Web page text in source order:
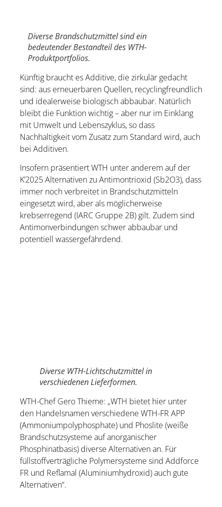
Diverse Brandschutzmittel sind ein
bedeutender Bestandteil des WTH-
Produktportfolios.
Künftig braucht es Additive, die zirkulär gedacht
sind: aus erneuerbaren Quellen, recyclingfreundlich
und idealerweise biologisch abbaubar. Natürlich
bleibt die Funktion wichtig – aber nur im Einklang
mit Umwelt und Lebenszyklus, so dass
Nachhaltigkeit vom Zusatz zum Standard wird, auch
bei Additiven.
Insofern präsentiert WTH unter anderem auf der
K’2025 Alternativen zu Antimontrioxid (Sb2O3), dass
immer noch verbreitet in Brandschutzmitteln
eingesetzt wird, aber als möglicherweise
krebserregend (IARC Gruppe 2B) gilt. Zudem sind
Antimonverbindungen schwer abbaubar und
potentiell wassergefährdend.
Diverse WTH-Lichtschutzmittel in
verschiedenen Lieferformen.
WTH-Chef Gero Thieme: „WTH bietet hier unter
den Handelsnamen verschiedene WTH-FR APP
(Ammoniumpolyphosphate) und Phoslite (weiße
Brandschutzsysteme auf anorganischer
Phosphinatbasis) diverse Alternativen an. Für
füllstoffverträgliche Polymersysteme sind Addforce
FR und Reflamal (Aluminiumhydroxid) auch gute
Alternativen“.